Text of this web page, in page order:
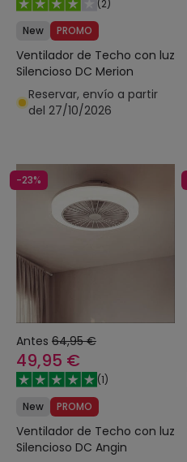
(2)
New
PROMO
Ventilador de Techo con luz
Silencioso DC Merion
Reservar, envío a partir
del 27/10/2026
-23%
Antes 64,95 €
49,95 €
(1)
New
PROMO
Ventilador de Techo con luz
Silencioso DC Angin